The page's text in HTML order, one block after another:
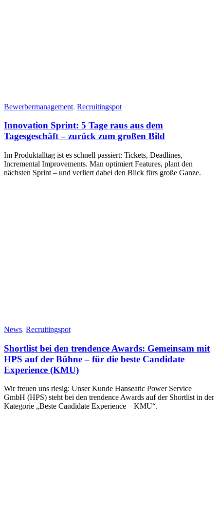
Bewerbermanagement, Recruitingspot
Innovation Sprint: 5 Tage raus aus dem
Tagesgeschäft – zurück zum großen Bild
Im Produktalltag ist es schnell passiert: Tickets, Deadlines,
Incremental Improvements. Man optimiert Features, plant den
nächsten Sprint – und verliert dabei den Blick fürs große Ganze.
News, Recruitingspot
Shortlist bei den trendence Awards: Gemeinsam mit
HPS auf der Bühne – für die beste Candidate
Experience (KMU)
Wir freuen uns riesig: Unser Kunde Hanseatic Power Service
GmbH (HPS) steht bei den trendence Awards auf der Shortlist in der
Kategorie „Beste Candidate Experience – KMU“.